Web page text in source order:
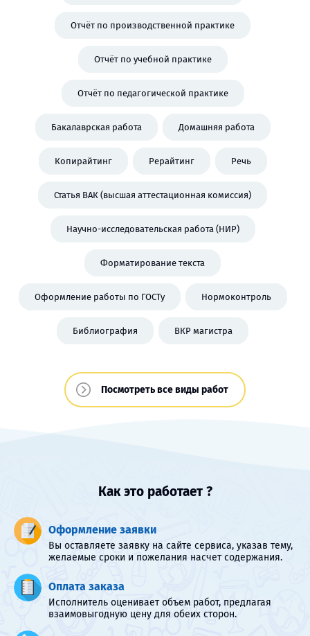
Отчёт по производственной практике
Отчёт по учебной практике
Отчёт по педагогической практике
Бакалаврская работа Домашняя работа
Копирайтинг Рерайтинг Речь
Статья ВАК (высшая аттестационная комиссия)
Научно-исследовательская работа (НИР)
Форматирование текста
Оформление работы по ГОСТу Нормоконтроль
Библиография ВКР магистра
Посмотреть все виды работ
Как это работает ?
Оформление заявки
Вы оставляете заявку на сайте сервиса, указав тему,
желаемые сроки и пожелания насчет содержания.
Оплата заказа
Исполнитель оценивает объем работ, предлагая
взаимовыгодную цену для обеих сторон.